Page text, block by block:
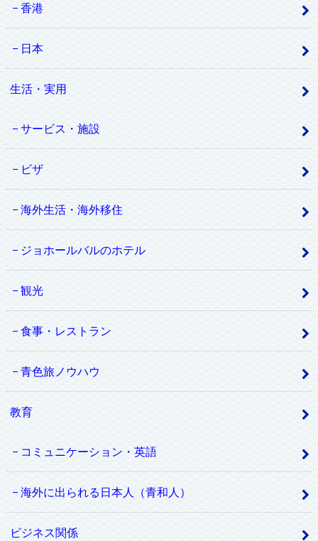
香港
日本
生活・実用
サービス・施設
ビザ
海外生活・海外移住
ジョホールバルのホテル
観光
食事・レストラン
青色旅ノウハウ
教育
コミュニケーション・英語
海外に出られる日本人（青和人）
ビジネス関係